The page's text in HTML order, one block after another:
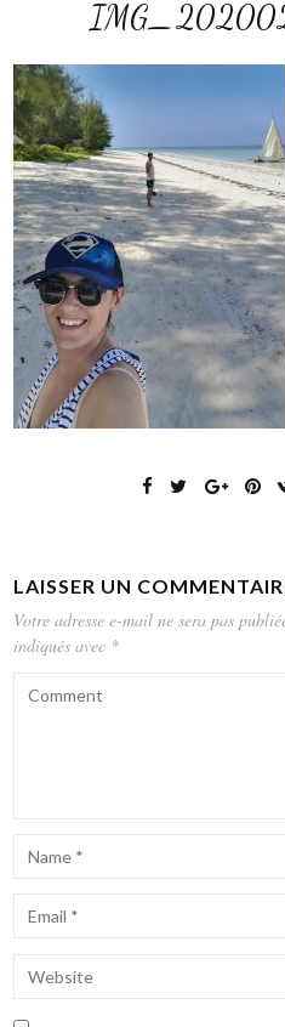
LAISSER UN
Votre adresse e-mail ne sera pas
indiqués avec *